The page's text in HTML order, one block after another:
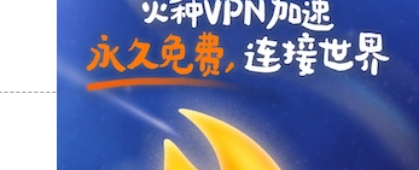
支持[0] 反对[0]